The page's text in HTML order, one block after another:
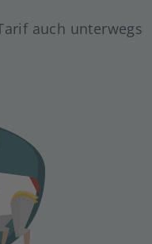
auch unterwegs